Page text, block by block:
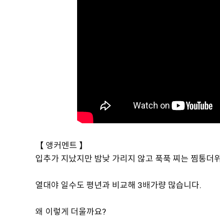
【 앵커멘트 】
입추가 지났지만 밤낮 가리지 않고 푹푹 찌는 찜통더
열대야 일수도 평년과 비교해 3배가량 많습니다.
왜 이렇게 더울까요?